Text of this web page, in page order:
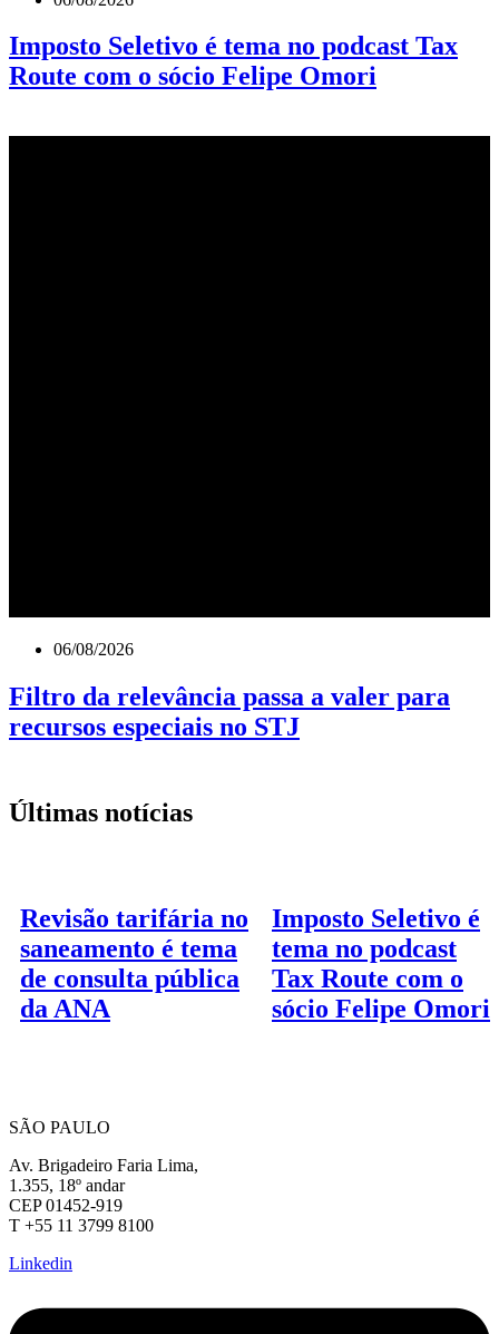
Imposto Seletivo é tema no podcast Tax
Route com o sócio Felipe Omori
06/08/2026
Filtro da relevância passa a valer para
recursos especiais no STJ
Últimas notícias
Revisão tarifária no
saneamento é tema
de consulta pública
da ANA
Imposto Seletivo é
tema no podcast
Tax Route com o
sócio Felipe Omori
SÃO PAULO
Av. Brigadeiro Faria Lima,
1.355, 18º andar
CEP 01452-919
T +55 11 3799 8100
Linkedin